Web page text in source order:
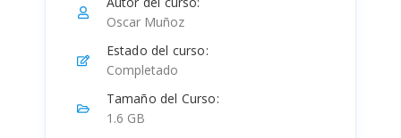
Oscar Muñoz
Estado del curso:
Completado
Tamaño del Curso:
1.6 GB